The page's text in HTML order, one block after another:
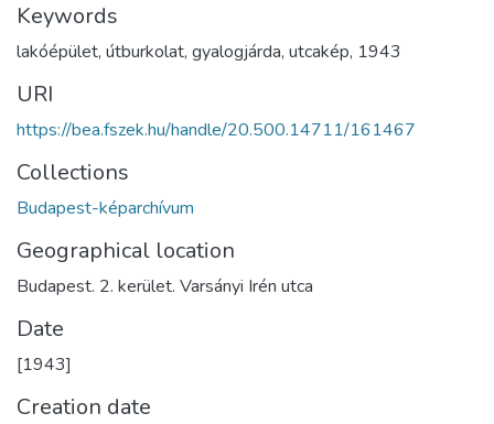
Keywords
lakóépület, útburkolat, gyalogjárda, utcakép, 1943
URI
https://bea.fszek.hu/handle/20.500.14711/161467
Collections
Budapest-képarchívum
Geographical location
Budapest. 2. kerület. Varsányi Irén utca
Date
[1943]
Creation date